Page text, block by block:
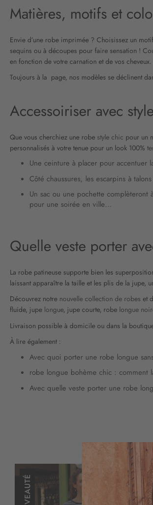
Matières, motifs et
Envie d’une robe imprimée ? Choisissez un
sequins ou à découpes pour faire sensation !
en fonction de votre carnation et de vos
Toujours à la page, nos modèles se déclinent
Accessoiriser avec style
Que vous cherchiez une robe style chic pour un
personnalisés à votre tenue pour un look 100%
Une ceinture à placer pour
Côté chaussures, les escarpins à
Un sac ou une pochette
pour une soirée en ville…
Quelle veste porter
La robe patineuse supporte bien les
laissant apparaître la taille et les plis de la jupe,
Découvrez notre nouvelle collection de robes et
fluide, jupe longue, jupe courte, robe longue
Livraison possible à domicile ou dans la
À lire également :
Avec quoi porter une robe longue
robe longue bohème chic : comment
Avec quelle veste porter une robe